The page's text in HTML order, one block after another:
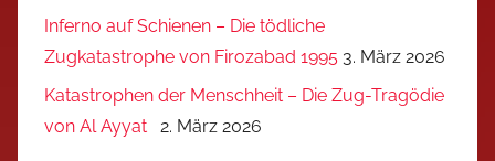
Inferno auf Schienen – Die tödliche
Zugkatastrophe von Firozabad 1995 3. März 2026
Katastrophen der Menschheit – Die Zug-Tragödie
von Al Ayyat
2. März 2026